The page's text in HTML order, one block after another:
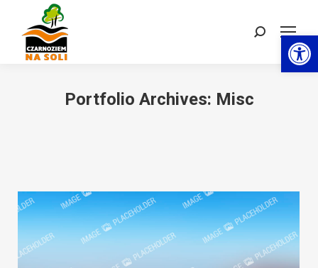
Szukaj:
Portfolio Archives: Misc